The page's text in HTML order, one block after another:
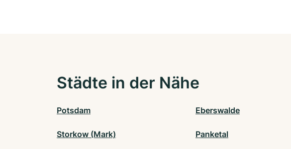
Städte in der Nähe
Potsdam Eberswalde
Storkow (Mark) Panketal